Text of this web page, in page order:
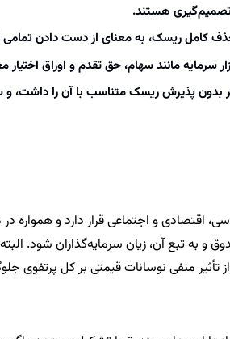
تصمیم‌گیری هستند.
کامل ریسک، به معنای از دست دادن
سرمایه مانند سهام، حق تقدم و اوراق
بدون پذیرش ریسک متناسب با آن را داشت، و
اقتصادی و اجتماعی قرار دارد و
به تبع آن، زیان سرمایه‌گذاران شود.
منفی نوسانات قیمتی بر کل پرتفوی